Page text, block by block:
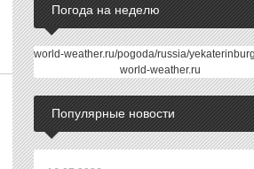
Погода на неделю
world-weather.ru
Популярные новости